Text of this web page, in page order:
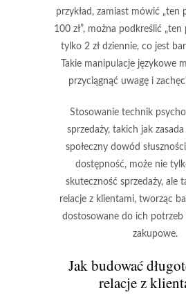
przykład, zamiast mówić „ten
100 zł”, można podkreślić
tylko 2 zł dziennie, co jest
Takie manipulacje językowe
przyciągnąć uwagę i
Stosowanie technik
sprzedaży, takich jak
społeczny dowód
dostępność, może nie
skuteczność sprzedaży, ale
relacje z klientami, tworząc
dostosowane do ich potrzeb
zakupowe.
Jak budować
relacje z